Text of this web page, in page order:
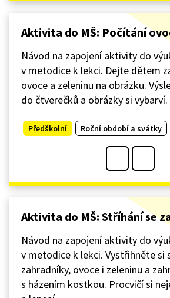
Aktivita do MŠ: Počítání
Návod na zapojení aktivity do
v metodice k lekci. Dejte dětem
ovoce a zeleninu na obrázku.
do čtverečků a obrázky si vybarví.
Předškolní Roční období a svátky
Aktivita do MŠ: Stříhání se
Návod na zapojení aktivity do
v metodice k lekci. Vystřihněte si
zahradníky, ovoce i zeleninu a
s házením kostkou. Procvičí si